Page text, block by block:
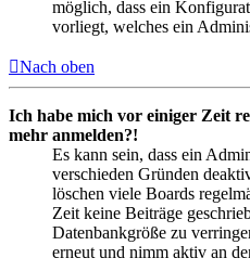
möglich, dass ein
vorliegt, welches ein
Nach oben
Ich habe mich vor einiger Zeit
mehr anmelden?!
Es kann sein, dass ein
verschieden Gründen
löschen viele Boards
Zeit keine Beiträge
Datenbankgröße zu
erneut und nimm aktiv an